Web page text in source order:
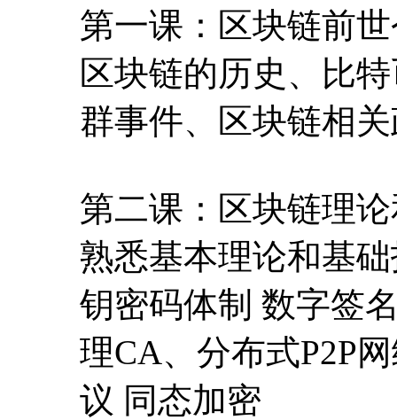
第一课：区块链前
区块链的历史、比
群事件、区块链相
第二课：区块链理
熟悉基本理论和基
钥密码体制 数字签
理CA、分布式P2P
议 同态加密